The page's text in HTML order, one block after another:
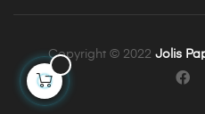
Copyright © 2022 Jolis